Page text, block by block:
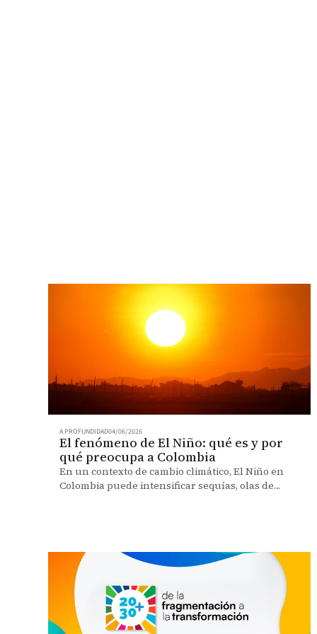
A PROFUNDIDAD04/06/2026
El fenómeno de El Niño: qué es y por
qué preocupa a Colombia
En un contexto de cambio climático, El Niño en
Colombia puede intensificar sequías, olas de